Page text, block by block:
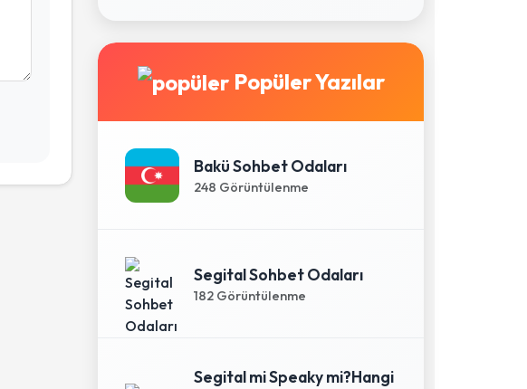
Popüler Yazılar
Bakü Sohbet Odaları
248 Görüntülenme
Segital Sohbet Odaları
182 Görüntülenme
Segital mi Speaky mi?Hangi